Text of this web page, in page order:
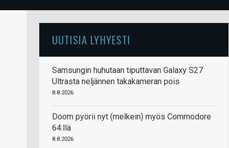
UUTISIA LYHYESTI
Samsungin huhutaan tiputtavan Galaxy S27
Ultrasta neljännen takakameran pois
8.8.2026
Doom pyörii nyt (melkein) myös Commodore
64:llä
8.8.2026